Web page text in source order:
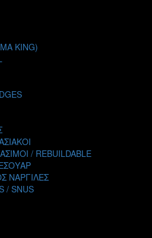
LIQUIDS
CLUB
KING)
/ REBUILDABLE
ΝΑΡΓΙΛΕΣ
/ SNUS